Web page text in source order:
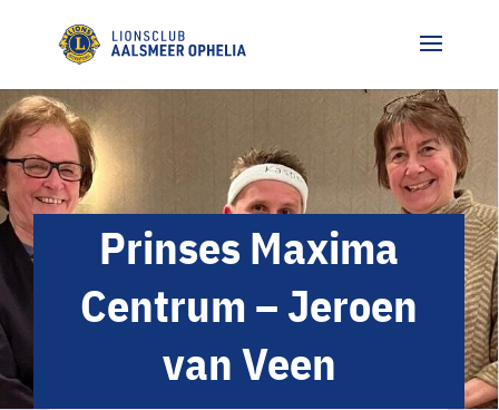
Prinses Maxima
Centrum – Jeroen
van Veen